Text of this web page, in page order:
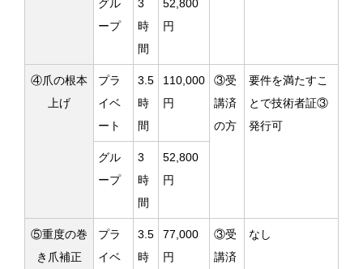
グル
ープ
3
時
間
52,800
円
④爪の根本
上げ
プラ
イベ
ート
3.5
時
間
110,000
円
③受
講済
の方
要件を満たすこ
とで技術者証③
発行可
グル
ープ
3
時
間
52,800
円
⑤重度の巻
き爪補正
プラ
イベ
3.5
時
77,000
円
③受
講済
なし